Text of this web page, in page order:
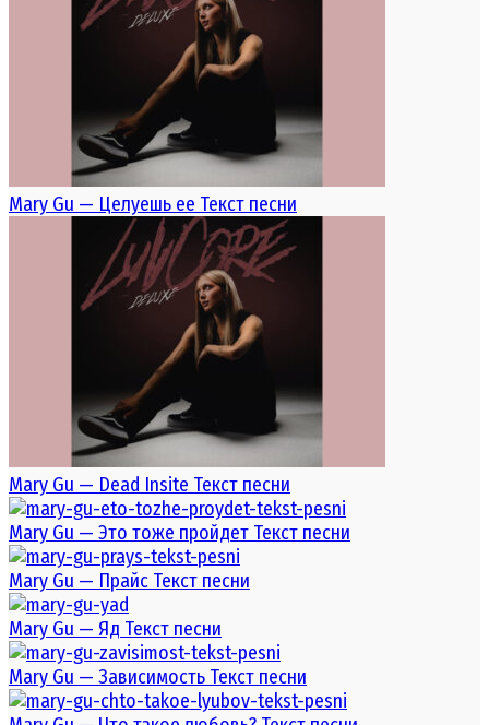
Mary Gu — Целуешь ее Текст песни
Mary Gu — Dead Insite Текст песни
Mary Gu — Это тоже пройдет Текст песни
Mary Gu — Прайс Текст песни
Mary Gu — Яд Текст песни
Mary Gu — Зависимость Текст песни